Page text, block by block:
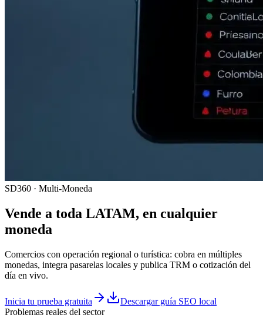
SD360 · Multi-Moneda
Vende a toda LATAM, en cualquier
moneda
Comercios con operación regional o turística: cobra en múltiples
monedas, integra pasarelas locales y publica TRM o cotización del
día en vivo.
Inicia tu prueba gratuita
Descargar guía SEO local
Problemas reales del sector